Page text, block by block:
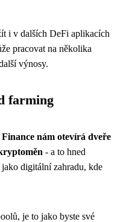
i v dalších DeFi aplikacích
pracovat na několika
výnosy.
farming
nám otevírá dveře
- a to hned
digitální zahradu, kde
je to jako byste své